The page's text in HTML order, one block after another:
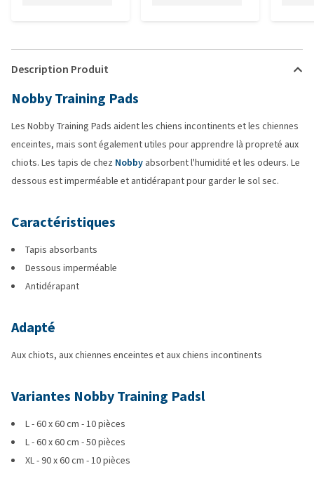
Description Produit
Nobby Training Pads
Les Nobby Training Pads aident les chiens incontinents et les chiennes
enceintes, mais sont également utiles pour apprendre là propreté aux
chiots. Les tapis de chez Nobby absorbent l'humidité et les odeurs. Le
dessous est imperméable et antidérapant pour garder le sol sec.
Caractéristiques
Tapis absorbants
Dessous imperméable
Antidérapant
Adapté
Aux chiots, aux chiennes enceintes et aux chiens incontinents
Variantes Nobby Training Padsl
L - 60 x 60 cm - 10 pièces
L - 60 x 60 cm - 50 pièces
XL - 90 x 60 cm - 10 pièces